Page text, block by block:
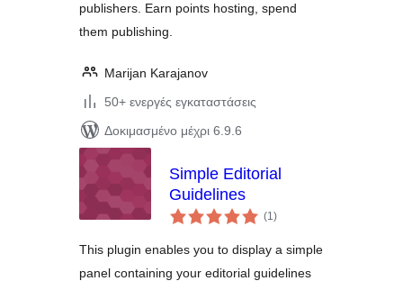
publishers. Earn points hosting, spend
them publishing.
Marijan Karajanov
50+ ενεργές εγκαταστάσεις
Δοκιμασμένο μέχρι 6.9.6
Simple Editorial
Guidelines
(1αξιολογήσεις
σύνολο
)
This plugin enables you to display a simple
panel containing your editorial guidelines